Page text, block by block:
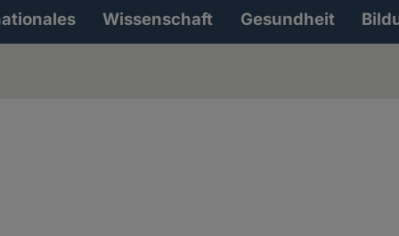
Wissenschaft Gesundheit